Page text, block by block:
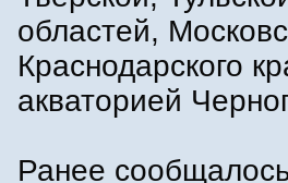
областей,
Краснодарского
акваторией
Ранее